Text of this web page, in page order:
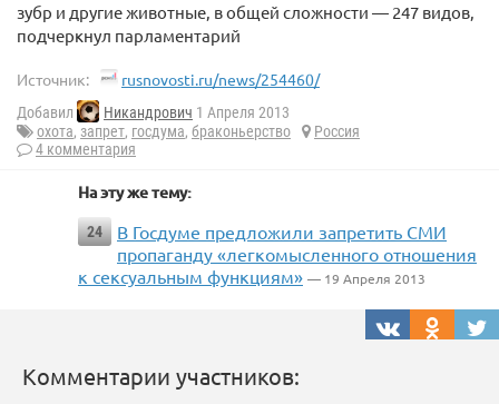
зубр и другие животные, в общей сложности — 247 видов,
подчеркнул парламентарий
Источник: rusnovosti.ru/news/254460/
Добавил Никандрович 1 Апреля 2013
охота, запрет, госдума, браконьерство
Россия
4 комментария
На эту же тему:
24
В Госдуме предложили запретить СМИ
пропаганду «легкомысленного отношения
к сексуальным функциям» — 19 Апреля 2013
Комментарии участников: